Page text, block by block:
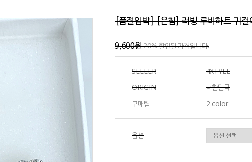
[품절임박] [은침] 러빙 루비하트 귀걸
9,600원 20% 할인된 가격입니다.
SELLER
4XTYLE
ORIGIN
대한민국
구매팁
2 color
옵션